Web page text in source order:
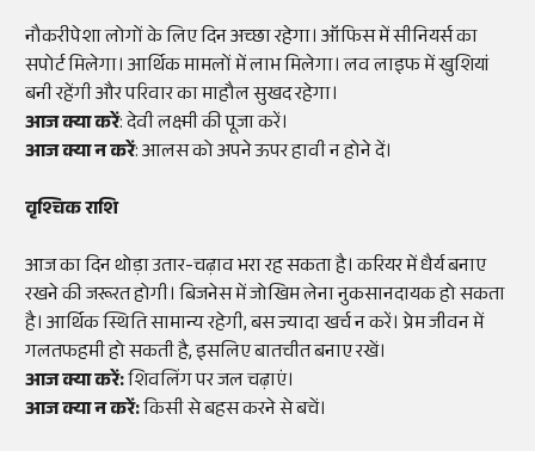
नौकरीपेशा लोगों के लिए दिन अच्छा रहेगा। ऑफिस में सीनियर्स का
सपोर्ट मिलेगा। आर्थिक मामलों में लाभ मिलेगा। लव लाइफ में खुशियां
बनी रहेंगी और परिवार का माहौल सुखद रहेगा।
आज क्या करें: देवी लक्ष्मी की पूजा करें।
आज क्या न करें: आलस को अपने ऊपर हावी न होने दें।
वृश्चिक राशि
आज का दिन थोड़ा उतार-चढ़ाव भरा रह सकता है। करियर में धैर्य बनाए
रखने की जरूरत होगी। बिजनेस में जोखिम लेना नुकसानदायक हो सकता
है। आर्थिक स्थिति सामान्य रहेगी, बस ज्यादा खर्च न करें। प्रेम जीवन में
गलतफहमी हो सकती है, इसलिए बातचीत बनाए रखें।
आज क्या करें:शिवलिंग पर जल चढ़ाएं।
आज क्या न करें:किसी से बहस करने से बचें।